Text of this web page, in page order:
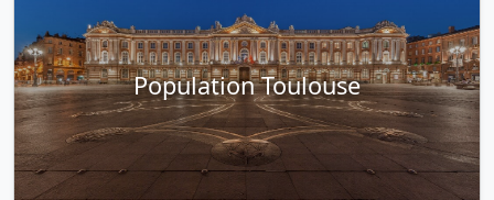
Population Toulouse